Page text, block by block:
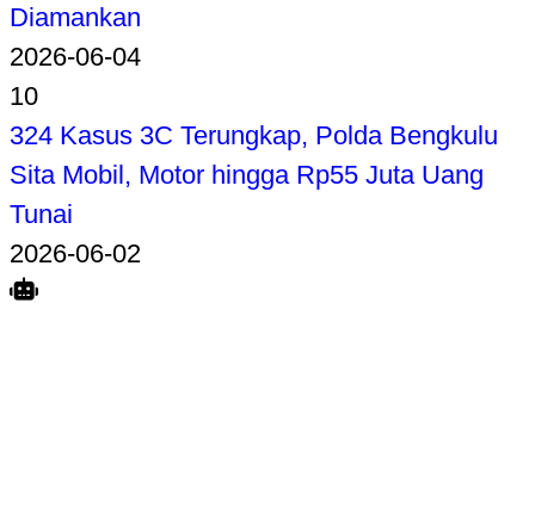
Diamankan
2026-06-04
10
324 Kasus 3C Terungkap, Polda Bengkulu
Sita Mobil, Motor hingga Rp55 Juta Uang
Tunai
2026-06-02